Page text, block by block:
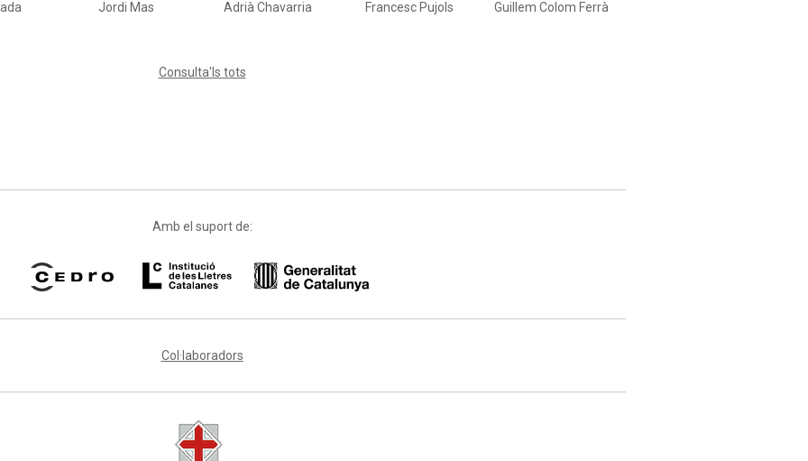
Consulta'ls tots
Col·laboradors